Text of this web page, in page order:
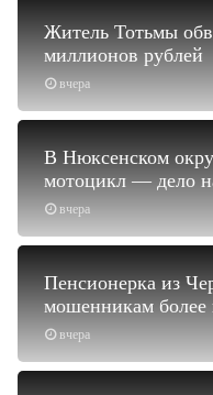
вчера
Житель Тотьмы
миллионов рублей
вчера
В Нюксенском
мотоцикл — дело
вчера
Пенсионерка из
мошенникам более